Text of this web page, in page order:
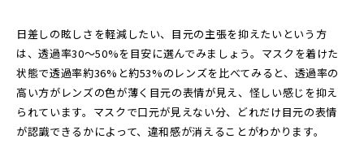
日差しの眩しさを軽減したい、目元の主張を抑えたいという方
は、透過率30〜50%を目安に選んでみましょう。マスクを着けた
状態で透過率約36%と約53%のレンズを比べてみると、透過率の
高い方がレンズの色が薄く目元の表情が見え、怪しい感じを抑え
られています。マスクで口元が見えない分、どれだけ目元の表情
が認識できるかによって、違和感が消えることがわかります。